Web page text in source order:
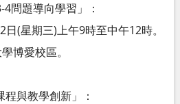
問題導向學習」：
(星期三)上午9時至中午12時。
博愛校區。
與教學創新」：